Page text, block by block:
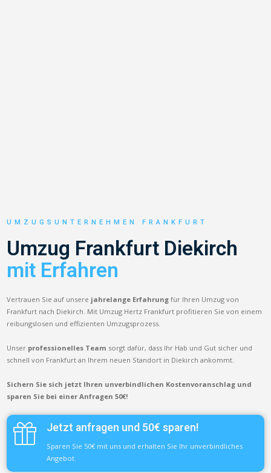
UMZUGSUNTERNEHMEN FRANKFURT
Umzug Frankfurt Diekirch
mit Erfahren
Vertrauen Sie auf unsere jahrelange Erfahrung für Ihren Umzug von
Frankfurt nach Diekirch. Mit Umzug Hertz Frankfurt profitieren Sie von einem
reibungslosen und effizienten Umzugsprozess.
Unser professionelles Team sorgt dafür, dass Ihr Hab und Gut sicher und
schnell von Frankfurt an Ihrem neuen Standort in Diekirch ankommt.
Sichern Sie sich jetzt Ihren unverbindlichen Kostenvoranschlag und
sparen Sie bei einer Anfragen 50€!
Jetzt anfragen und 50€ sparen!
Sparen Sie 50€ mit uns und erhalten Sie Ihr unverbindliches
Angebot.